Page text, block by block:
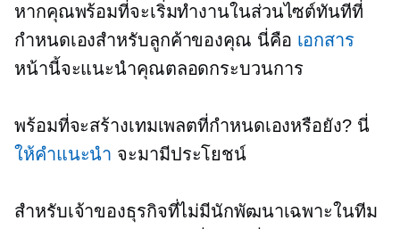
หากคุณพร้อมที่จะเริ่มทำงานในส่วนไซต์ทันทีที่
กำหนดเองสำหรับลูกค้าของคุณ นี่คือ เอกสาร
หน้านี้จะแนะนำคุณตลอดกระบวนการ
พร้อมที่จะสร้างเทมเพลตที่กำหนดเองหรือยัง? นี่
ให้คำแนะนำ จะมามีประโยชน์
สำหรับเจ้าของธุรกิจที่ไม่มีนักพัฒนาเฉพาะในทีม